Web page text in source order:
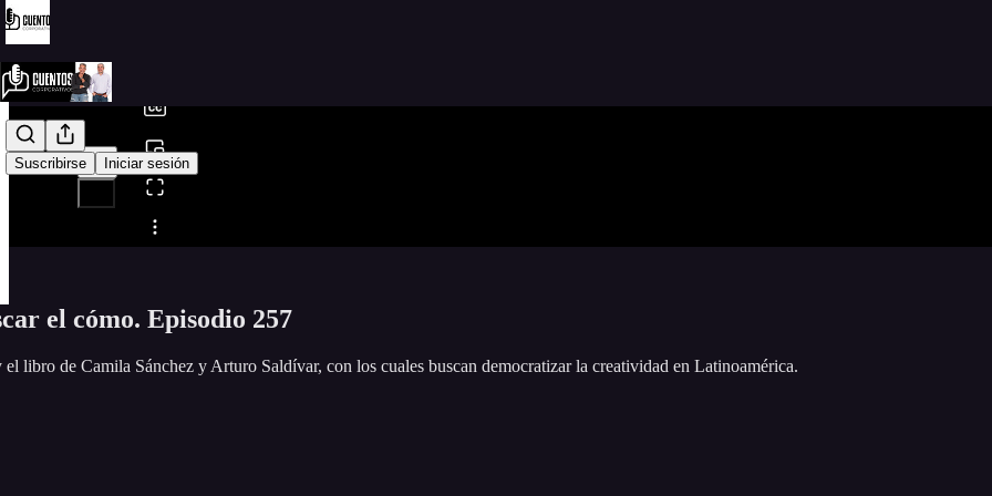
Suscribirse Iniciar sesión
Compartir desde0:00
el cómo. Episodio 257
libro de Camila Sánchez y Arturo Saldívar, con los cuales buscan democratizar la creatividad en Latinoamérica.